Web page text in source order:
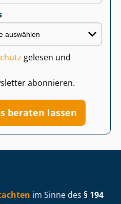
gelesen und
abonnieren.
beraten lassen
im Sinne des § 194